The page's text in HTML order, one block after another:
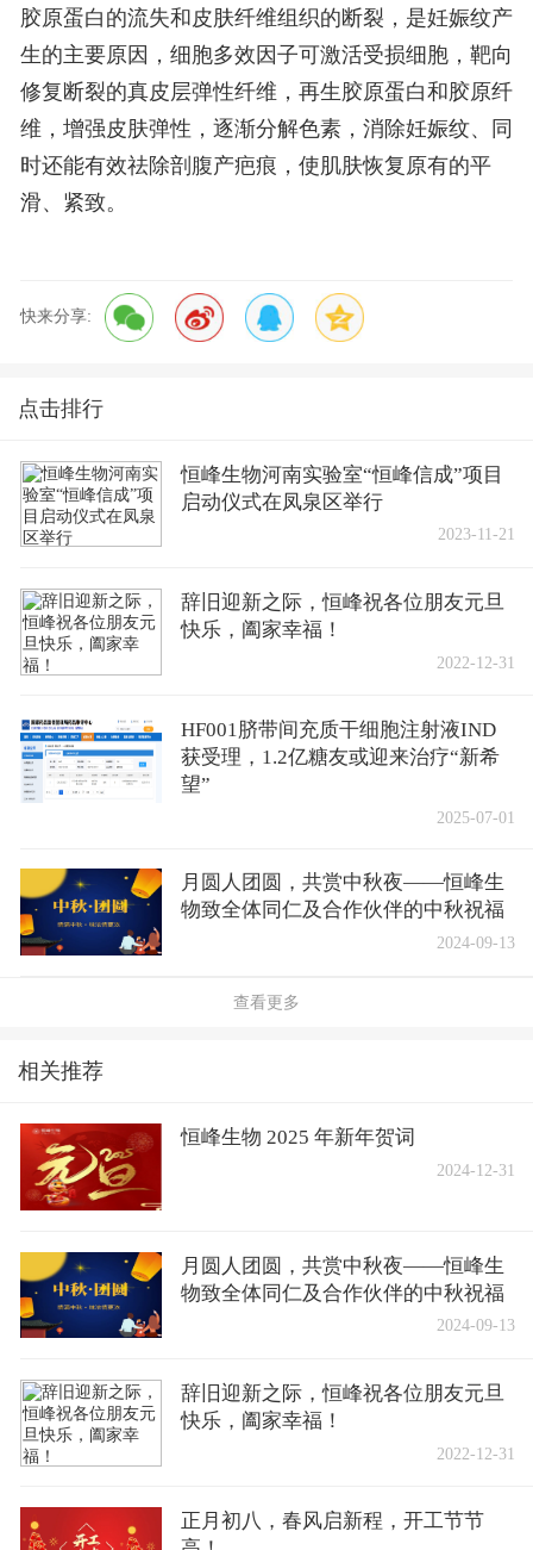
胶原蛋白的流失和皮肤纤维组织的断裂，是妊娠纹产
生的主要原因，细胞多效因子可激活受损细胞，靶向
修复断裂的真皮层弹性纤维，再生胶原蛋白和胶原纤
维，增强皮肤弹性，逐渐分解色素，消除妊娠纹、同
时还能有效祛除剖腹产疤痕，使肌肤恢复原有的平
滑、紧致。
快来分享:
点击排行
恒峰生物河南实验室“恒峰信成”项目
启动仪式在凤泉区举行
2023-11-21
辞旧迎新之际，恒峰祝各位朋友元旦
快乐，阖家幸福！
2022-12-31
HF001脐带间充质干细胞注射液IND
获受理，1.2亿糖友或迎来治疗“新希
望”
2025-07-01
月圆人团圆，共赏中秋夜——恒峰生
物致全体同仁及合作伙伴的中秋祝福
2024-09-13
查看更多
相关推荐
恒峰生物 2025 年新年贺词
2024-12-31
月圆人团圆，共赏中秋夜——恒峰生
物致全体同仁及合作伙伴的中秋祝福
2024-09-13
辞旧迎新之际，恒峰祝各位朋友元旦
快乐，阖家幸福！
2022-12-31
正月初八，春风启新程，开工节节